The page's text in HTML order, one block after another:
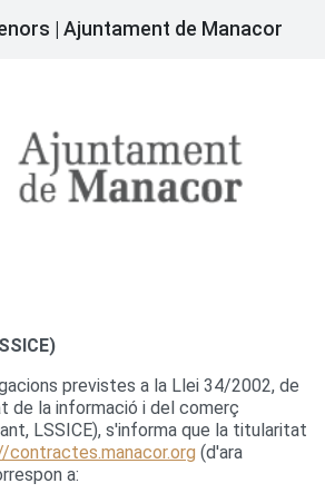
| Ajuntament de Manacor
previstes a la Llei 34/2002, de
de la informació i del comerç
LSSICE), s'informa que la titularitat
contractes.manacor.org (d'ara
a: